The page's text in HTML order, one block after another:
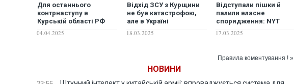
Для останнього
контрнаступу в
Курській області РФ
сили, – заступник глави
04.04.2025
Відхід ЗСУ з Курщини
не був катастрофою,
але в Україні
Трамп свідомо йому
18.03.2025
Відступали пішки й
палили власне
спорядження: NYT
виходу ЗСУ з Курщини
17.03.2025
Правила коментування ! »
НОВИНИ